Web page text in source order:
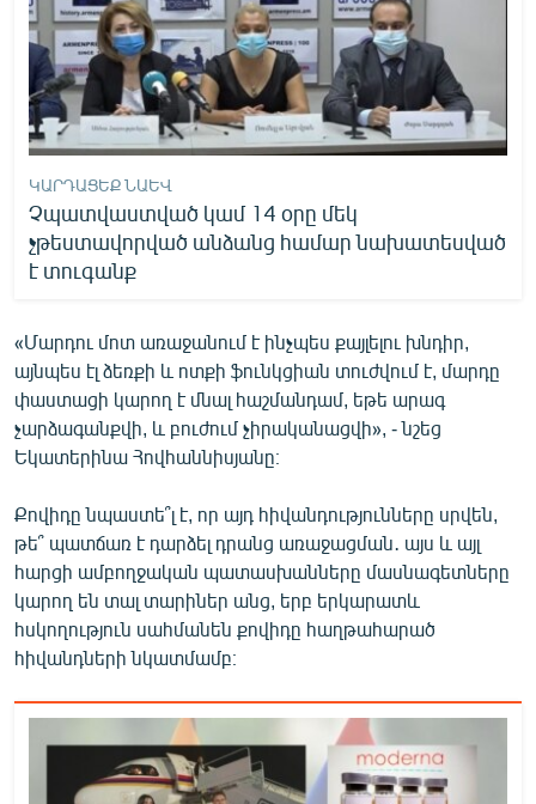
ԿԱՐԴԱՑԵՔ ՆԱԵՎ
Չպատվաստված կամ 14 օրը մեկ
չթեստավորված անձանց համար նախատեսված
է տուգանք
«Մարդու մոտ առաջանում է ինչպես քայլելու խնդիր,
այնպես էլ ձեռքի և ոտքի ֆունկցիան տուժվում է, մարդը
փաստացի կարող է մնալ հաշմանդամ, եթե արագ
չարձագանքվի, և բուժում չիրականացվի», - նշեց
Եկատերինա Հովհաննիսյանը։
Քովիդը նպաստե՞լ է, որ այդ հիվանդությունները սրվեն,
թե՞ պատճառ է դարձել դրանց առաջացման․ այս և այլ
հարցի ամբողջական պատասխանները մասնագետները
կարող են տալ տարիներ անց, երբ երկարատև
հսկողություն սահմանեն քովիդը հաղթահարած
հիվանդների նկատմամբ։